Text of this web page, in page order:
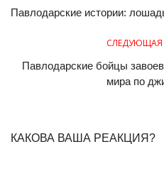
Павлодарские истории:
СЛЕДУЮЩАЯ
Павлодарские бойцы
мира по
КАКОВА ВАША РЕАКЦИЯ?